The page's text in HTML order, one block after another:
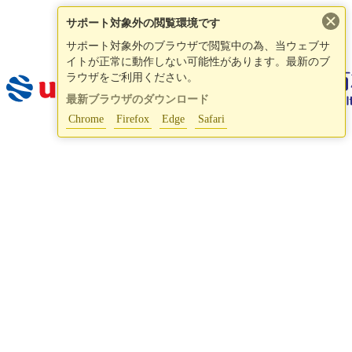
サポート対象外の閲覧環境です
サポート対象外のブラウザで閲覧中の為、当ウェブサ
イトが正常に動作しない可能性があります。最新のブ
ラウザをご利用ください。
最新ブラウザのダウンロード
Chrome
Firefox Edge Safari